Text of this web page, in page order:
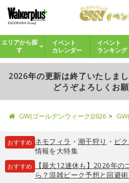
エリアから探
す
イベント
カレンダー
イベント
ランキング
2026年の更新は終了いたしま
どうぞよろしくお願
GW(ゴールデンウィーク)2026
おすすめ ネモフィラ ・ 潮干狩り ・ ピ
情報を大特集
おすすめ
【最大12連休も】2026年
ら？混雑ピーク予想と回避